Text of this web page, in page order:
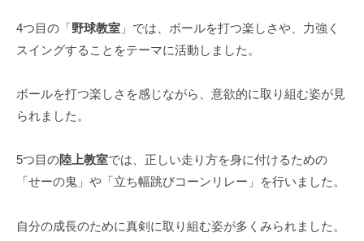
4つ目の「野球教室 」では、ボールを打つ楽しさや、力強く
スイングすることをテーマに活動しました。
ボールを打つ楽しさを感じながら、意欲的に取り組む姿が見
られました。
5つ目の陸上教室では、正しい走り方を身に付けるための
「せーの鬼」や「立ち幅跳びコーンリレー」を行いました。
自分の成長のために真剣に取り組む姿が多くみられました。